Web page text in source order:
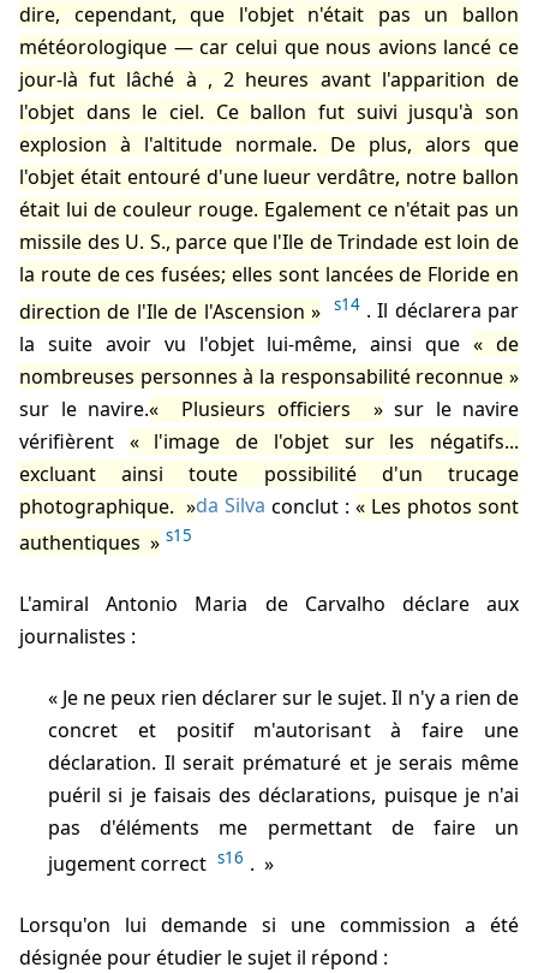
dire, cependant, que l'objet n'était pas un ballon
météorologique — car celui que nous avions lancé ce
jour-là fut lâché à , 2 heures avant l'apparition de
l'objet dans le ciel. Ce ballon fut suivi jusqu'à son
explosion à l'altitude normale. De plus, alors que
l'objet était entouré d'une lueur verdâtre, notre ballon
était lui de couleur rouge. Egalement ce n'était pas un
missile des U. S., parce que l'Ile de Trindade est loin de
la route de ces fusées; elles sont lancées de Floride en
direction de l'Ile de l'Ascension
s14 . Il déclarera par
la suite avoir vu l'objet lui-même, ainsi que
de
nombreuses personnes à la responsabilité reconnue
sur le navire.
Plusieurs officiers
sur le navire
vérifièrent
l'image de l'objet sur les négatifs...
excluant ainsi toute possibilité d'un trucage
photographique.
da Silva conclut :
Les photos sont
authentiques
s15
L'amiral Antonio Maria de Carvalho déclare aux
journalistes :
Je ne peux rien déclarer sur le sujet. Il n'y a rien de
concret et positif m'autorisant à faire une
déclaration. Il serait prématuré et je serais même
puéril si je faisais des déclarations, puisque je n'ai
pas d'éléments me permettant de faire un
jugement correct s16 .
Lorsqu'on lui demande si une commission a été
désignée pour étudier le sujet il répond :